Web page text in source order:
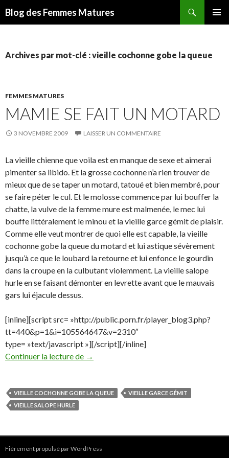
Blog des Femmes Matures
Archives par mot-clé : vieille cochonne gobe la queue
FEMMES MATURES
MAMIE SE FAIT UN MOTARD
3 NOVEMBRE 2009 LAISSER UN COMMENTAIRE
La vieille chienne que voila est en manque de sexe et aimerai
pimenter sa libido. Et la grosse cochonne n’a rien trouver de
mieux que de se taper un motard, tatoué et bien membré, pour
se faire péter le cul. Et le molosse commence par lui bouffer la
chatte, la vulve de la femme mure est malmenée, le mec lui
bouffe littéralement le minou et la vieille garce gémit de plaisir.
Comme elle veut montrer de quoi elle est capable, la vieille
cochonne gobe la queue du motard et lui astique sévèrement
jusqu’à ce que le loubard la retourne et lui enfonce le gourdin
dans la croupe en la culbutant violemment. La vieille salope
hurle en se faisant démonter en levrette avant que le mauvais
gars lui éjacule dessus.
[inline][script src= »http://public.porn.fr/player_blog3.php?
tt=440&p=1&i=105564647&v=2310″
type= »text/javascript »][/script][/inline]
Continuer la lecture de mamie se fait un motard
→
VIEILLE COCHONNE GOBE LA QUEUE
VIEILLE GARCE GÉMIT
VIEILLE SALOPE HURLE
Fièrement propulsé par WordPress